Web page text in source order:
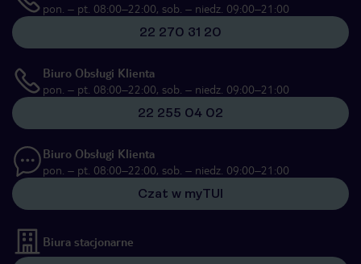
pon. – pt. 08:00–22:00, sob. – niedz. 09:00–21:00
22 270 31 20
Biuro Obsługi Klienta
pon. – pt. 08:00–22:00, sob. – niedz. 09:00–21:00
22 255 04 02
Biuro Obsługi Klienta
pon. – pt. 08:00–22:00, sob. – niedz. 09:00–21:00
Czat w myTUI
Biura stacjonarne